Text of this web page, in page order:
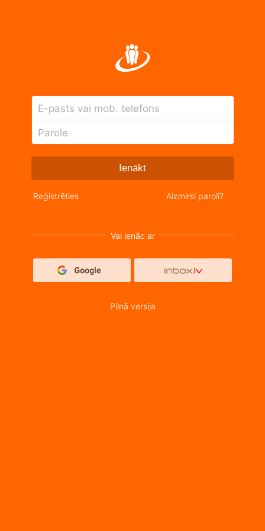
E-pasts vai mob. telefons
Parole
Ienākt
Reģistrēties Aizmirsi paroli?
Vai ienāc ar
Pilnā versija